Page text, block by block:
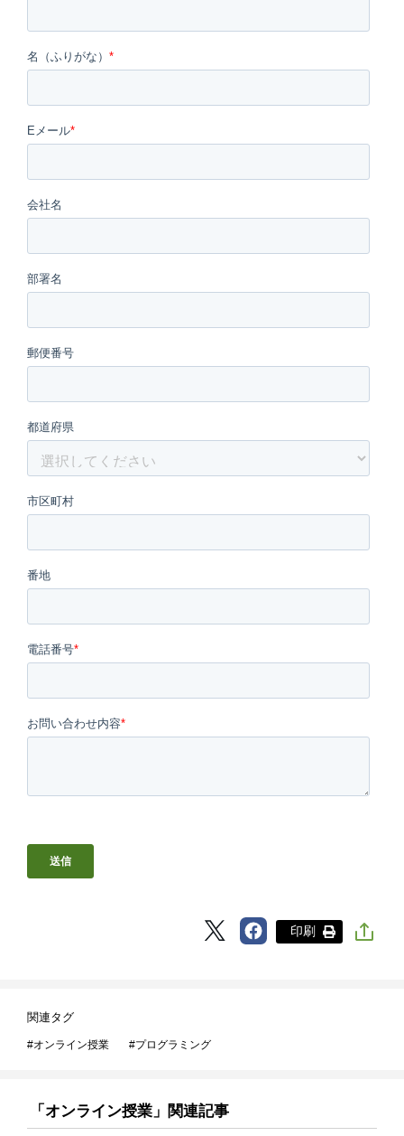
印刷
関連タグ
オンライン授業 プログラミング
「オンライン授業」関連記事